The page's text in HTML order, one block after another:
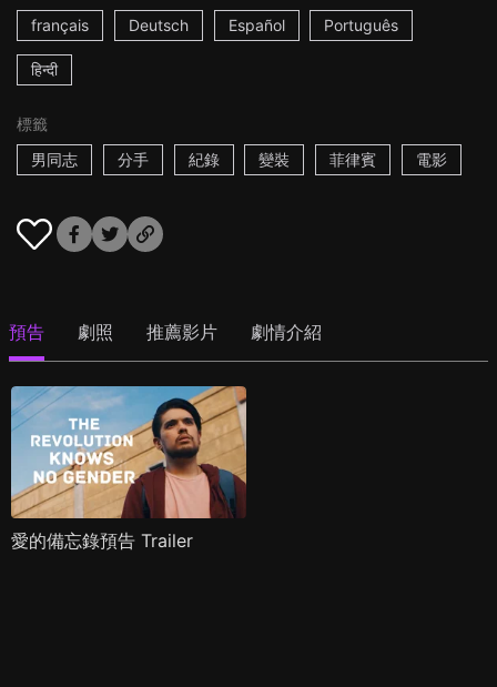
français Deutsch Español Português
हिन्दी
標籤
男同志
分手 紀錄 變裝 菲律賓 電影
預告 劇照 推薦影片 劇情介紹
愛的備忘錄預告 Trailer